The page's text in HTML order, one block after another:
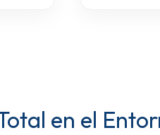
en el